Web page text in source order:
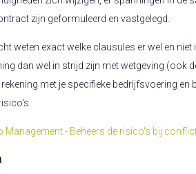
zijn geformuleerd en vastgelegd.
weten exact welke clausules er wel en
dan wel in strijd zijn met wetgeving (ook
met je specifieke bedrijfsvoering
Management - Beheers de risico's bij